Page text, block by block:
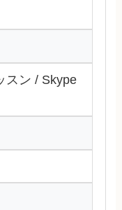
スン / Skype